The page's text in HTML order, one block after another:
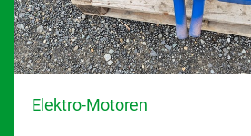
Elektro-Motoren